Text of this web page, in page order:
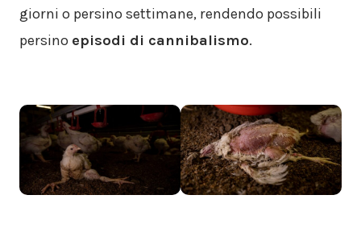
giorni o persino settimane, rendendo possibili
persino episodi di cannibalismo.